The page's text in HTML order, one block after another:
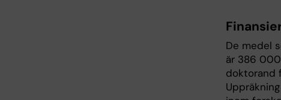
De medel
är 386 000
doktorand